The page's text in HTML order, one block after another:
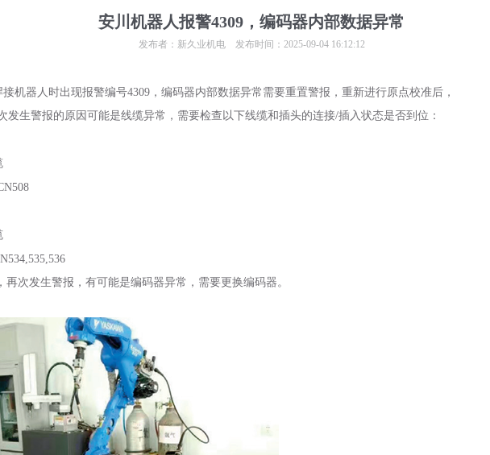
1 2
安川机器人报警4309，编码器内部数据异常
发布者：新久业机电 发布时间：2025-09-04 16:12:12
机器人时出现报警编号4309，编码器内部数据异常需要重置警报，重新进行原点校准后，
发生警报的原因可能是线缆异常，需要检查以下线缆和插头的连接/插入状态是否到位：
次发生警报，有可能是编码器异常，需要更换编码器。